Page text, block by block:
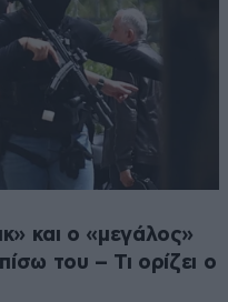
και ο «μεγάλος»
του – Τι ορίζει ο